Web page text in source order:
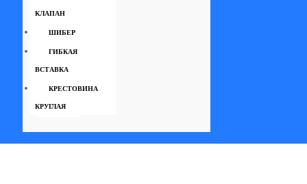
КЛАПАН
ШИБЕР
ГИБКАЯ
ВСТАВКА
КРЕСТОВИНА
КРУГЛАЯ